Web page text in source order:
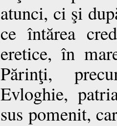
atunci, ci şi
ce întărea
eretice, în
Părinţi,
Evloghie,
sus pomenit,